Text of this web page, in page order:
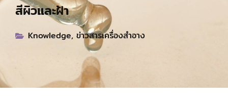
สีผิวและฝ้า
Knowledge, ข่าวสารเครื่องสำอาง